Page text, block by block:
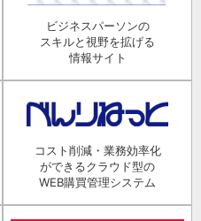
ビジネスパーソンの
スキルと視野を拡げる
情報サイト
コスト削減・業務効率化
ができるクラウド型の
WEB購買管理システム